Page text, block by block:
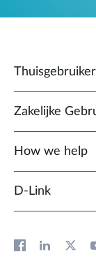
Thuisgebruiker
Zakelijke
How we help
D‑Link